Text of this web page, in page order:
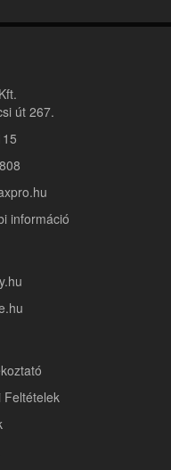
út 267.
információ
Feltételek